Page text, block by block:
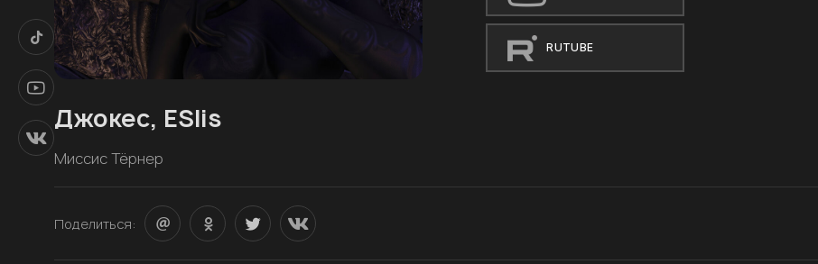
RUTUBE
Джокес, ESlis
Миссис Тёрнер
Поделиться: